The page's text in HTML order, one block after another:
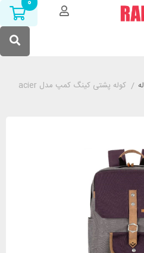
/ کوله پشتی کینگ کمپ مدل KingCamp KB3333 Glacier طوسی